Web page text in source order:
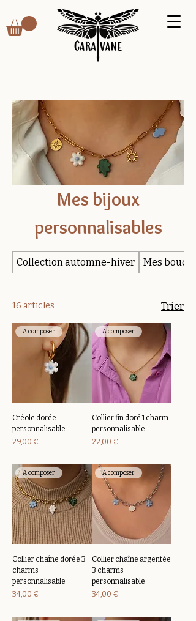
Mes bijoux
personnalisables
Collection automne-hiver Mes
16 articles Trier
A composer
Créole dorée
personnalisable
Prix
29,00 €
A composer
Collier fin doré 1 charm
personnalisable
Prix
22,00 €
A composer
Collier chaîne dorée 3
charms
personnalisable
Prix
34,00 €
A composer
Collier chaîne argentée
3 charms
personnalisable
Prix
34,00 €